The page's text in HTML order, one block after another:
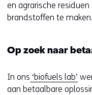
en agrarische
brandstoffen te maken.
Op zoek naar
In ons ‘biofuels lab’
aan betaalbare